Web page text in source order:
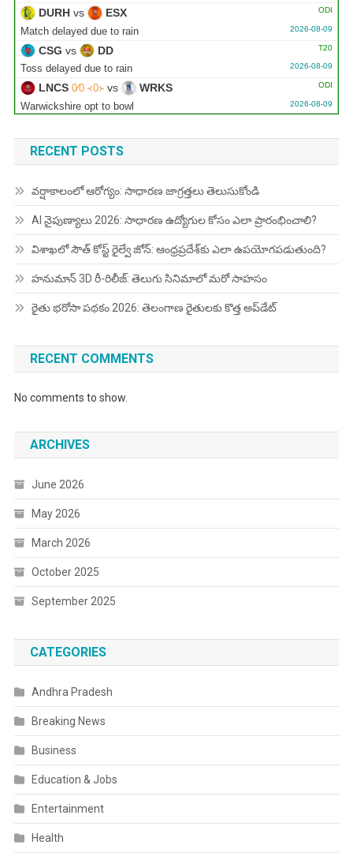
ODI
DURH vs ESX
2026-08-09
Match delayed due to rain
T20
CSG vs DD
2026-08-09
Toss delayed due to rain
ODI
LNCS 0∕0 ᚜0᚛vs WRKS
2026-08-09
Warwickshire opt to bowl
Gloucestershire opt to bowl
RECENT POSTS
వర్షాకాలంలో ఆరోగ్యం: సాధారణ జాగ్రత్తలు తెలుసుకోండి
AI నైపుణ్యాలు 2026: సాధారణ ఉద్యోగుల కోసం ఎలా ప్రారంభించాలి?
విశాఖలో సౌత్ కోస్ట్ రైల్వే జోన్: ఆంధ్రప్రదేశ్‌కు ఎలా ఉపయోగపడుతుంది?
హనుమాన్ 3D రీ-రిలీజ్: తెలుగు సినిమాలో మరో సాహసం
రైతు భరోసా పథకం 2026: తెలంగాణ రైతులకు కొత్త అప్‌డేట్
RECENT COMMENTS
No comments to show.
ARCHIVES
June 2026
May 2026
March 2026
October 2025
September 2025
CATEGORIES
Andhra Pradesh
Breaking News
Business
Education & Jobs
Entertainment
Health